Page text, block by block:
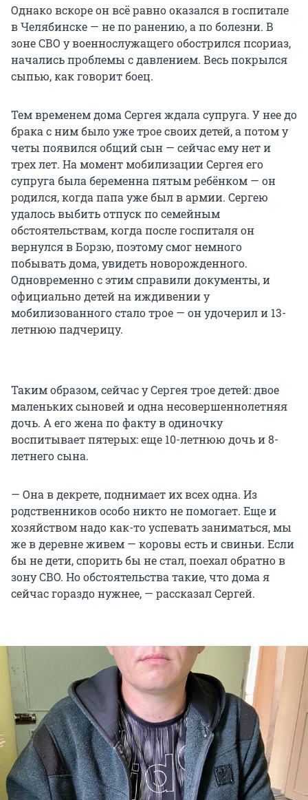
Однако вскоре он всё равно оказался в госпитале
в Челябинске — не по ранению, а по болезни. В
зоне СВО у военнослужащего обострился псориаз,
начались проблемы с давлением. Весь покрылся
сыпью, как говорит боец.
Тем временем дома Сергея ждала супруга. У нее до
брака с ним было уже трое своих детей, а потом у
четы появился общий сын — сейчас ему нет и
трех лет. На момент мобилизации Сергея его
супруга была беременна пятым ребёнком — он
родился, когда папа уже был в армии. Сергею
удалось выбить отпуск по семейным
обстоятельствам, когда после госпиталя он
вернулся в Борзю, поэтому смог немного
побывать дома, увидеть новорожденного.
Одновременно с этим справили документы, и
официально детей на иждивении у
мобилизованного стало трое — он удочерил и 13-
летнюю падчерицу.
Таким образом, сейчас у Сергея трое детей: двое
маленьких сыновей и одна несовершеннолетняя
дочь. А его жена по факту в одиночку
воспитывает пятерых: еще 10-летнюю дочь и 8-
летнего сына.
— Она в декрете, поднимает их всех одна. Из
родственников особо никто не помогает. Еще и
хозяйством надо как-то успевать заниматься, мы
же в деревне живем — коровы есть и свиньи. Если
бы не дети, спорить бы не стал, поехал обратно в
зону СВО. Но обстоятельства такие, что дома я
сейчас гораздо нужнее, — рассказал Сергей.